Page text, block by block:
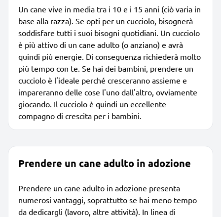
Un cane vive in media tra i 10 e i 15 anni (ciò varia in
base alla razza). Se opti per un cucciolo, bisognerà
soddisfare tutti i suoi bisogni quotidiani. Un cucciolo
è più attivo di un cane adulto (o anziano) e avrà
quindi più energie. Di conseguenza richiederà molto
più tempo con te. Se hai dei bambini, prendere un
cucciolo è l'ideale perché cresceranno assieme e
impareranno delle cose l'uno dall'altro, ovviamente
giocando. Il cucciolo è quindi un eccellente
compagno di crescita per i bambini.
Prendere un cane adulto in adozione
Prendere un cane adulto in adozione presenta
numerosi vantaggi, soprattutto se hai meno tempo
da dedicargli (lavoro, altre attività). In linea di